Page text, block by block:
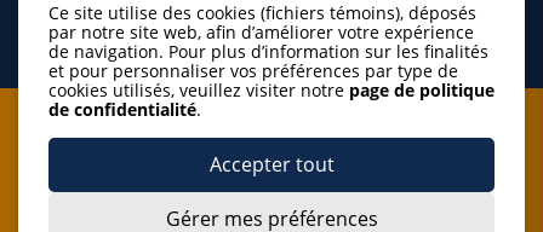
Je m'abonne à l'infolettre
Ce site utilise des cookies (fichiers témoins), déposés
par notre site web, afin d’améliorer votre expérience
de navigation. Pour plus d’information sur les finalités
et pour personnaliser vos préférences par type de
cookies utilisés, veuillez visiter notre page de politique
de confidentialité.
Accepter tout
Gérer mes préférences